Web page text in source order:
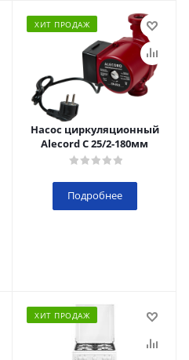
ХИТ ПРОДАЖ
Насос циркуляционный
Alecord C 25/2-180мм
Подробнее
ХИТ ПРОДАЖ